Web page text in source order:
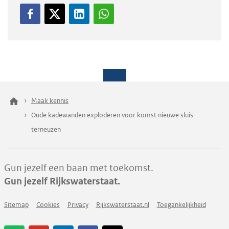
Maak kennis
Oude kadewanden exploderen voor komst nieuwe sluis
terneuzen
Gun jezelf een baan met toekomst.
Gun jezelf Rijkswaterstaat.
Sitemap Cookies Privacy Rijkswaterstaat.nl Toegankelijkheid